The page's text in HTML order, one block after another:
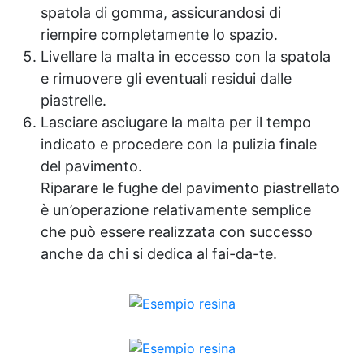
spatola di gomma, assicurandosi di
riempire completamente lo spazio.
Livellare la malta in eccesso con la spatola
e rimuovere gli eventuali residui dalle
piastrelle.
Lasciare asciugare la malta per il tempo
indicato e procedere con la pulizia finale
del pavimento.
Riparare le fughe del pavimento piastrellato
è un’operazione relativamente semplice
che può essere realizzata con successo
anche da chi si dedica al fai-da-te.